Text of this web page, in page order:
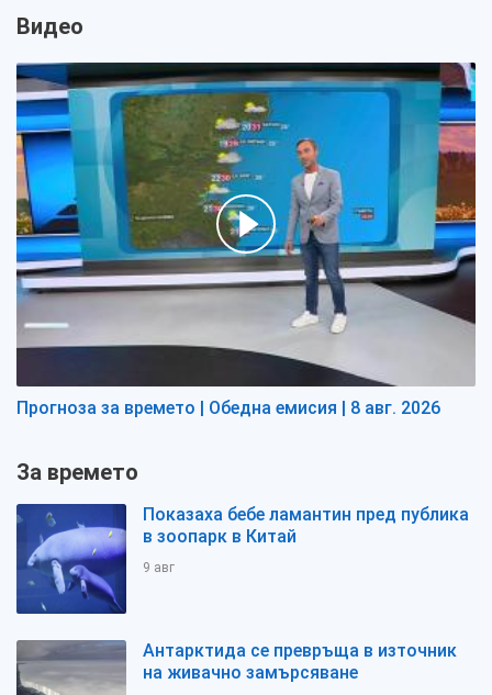
Видео
Прогноза за времето | Обедна емисия | 8 авг. 2026
За времето
Показаха бебе ламантин пред публика
в зоопарк в Китай
9 авг
Антарктида се превръща в източник
на живачно замърсяване